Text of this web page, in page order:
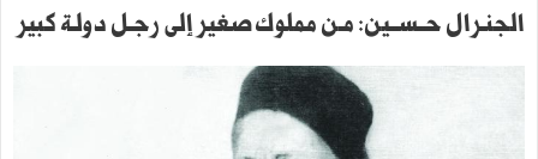
الجنـرال حــســين: مـن مملوك صغير إلى رجـل دولـة كبير